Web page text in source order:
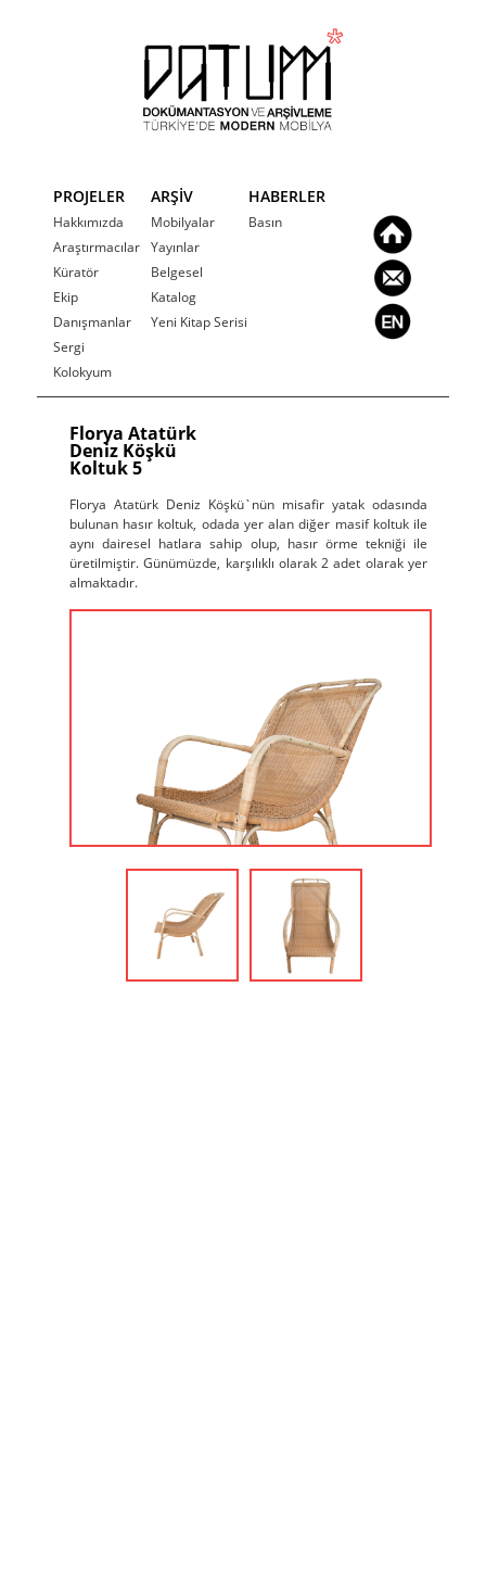
PROJELER
Hakkımızda
Araştırmacılar
Küratör
Ekip
Danışmanlar
Sergi
Kolokyum
ARŞİV
Mobilyalar
Yayınlar
Belgesel
Katalog
Yeni Kitap Serisi
HABERLER
Basın
Florya Atatürk
Deniz Köşkü
Koltuk 5
Florya Atatürk Deniz Köşkü`nün misafir yatak odasında
bulunan hasır koltuk, odada yer alan diğer masif koltuk ile
aynı dairesel hatlara sahip olup, hasır örme tekniği ile
üretilmiştir. Günümüzde, karşılıklı olarak 2 adet olarak yer
almaktadır.